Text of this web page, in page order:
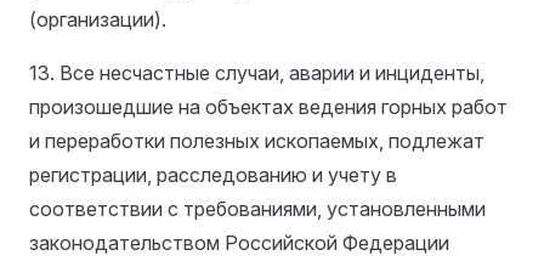
(организации).
13. Все несчастные случаи, аварии и инциденты,
произошедшие на объектах ведения горных работ
и переработки полезных ископаемых, подлежат
регистрации, расследованию и учету в
соответствии с требованиями, установленными
законодательством Российской Федерации